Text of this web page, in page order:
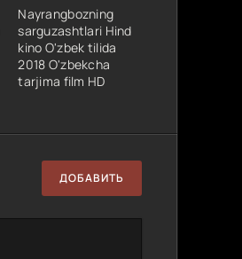
Nayrangbozning
sarguzashtlari Hind
kino O'zbek tilida
2018 O'zbekcha
tarjima film HD
ДОБАВИТЬ